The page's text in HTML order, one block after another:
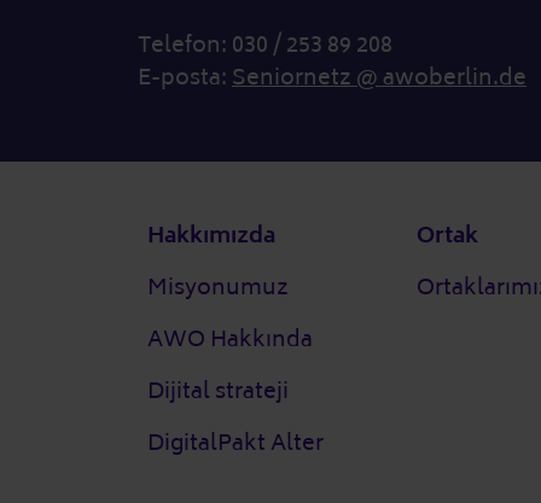
Telefon: 030 / 253 89 208
E-posta:Seniornetz @ awoberlin.de
Alt bilgi
Hakkımızda
Misyonumuz
AWO Hakkında
Dijital strateji
DigitalPakt Alter
Ortak